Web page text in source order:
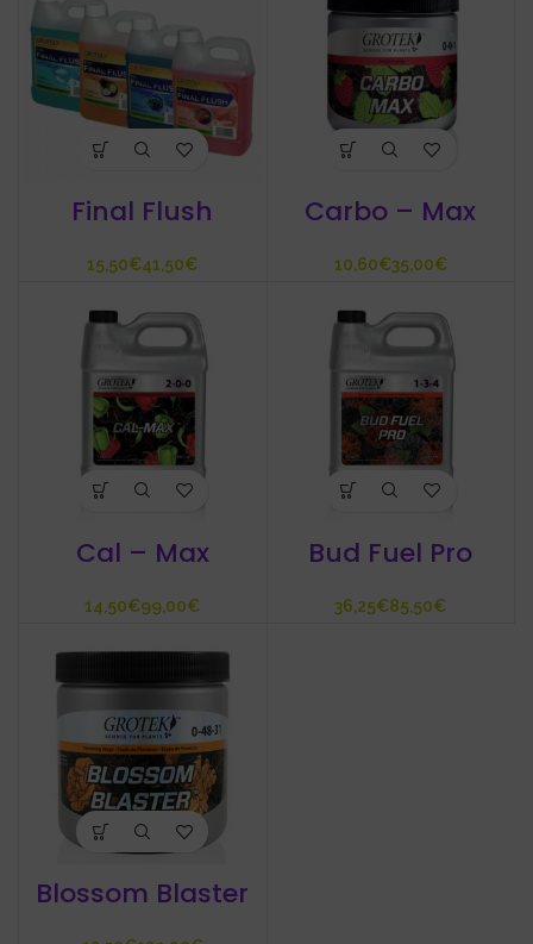
Final Flush
€ €
Carbo – Max
€ €
Cal – Max
€ €
Bud Fuel Pro
€ €
Blossom Blaster